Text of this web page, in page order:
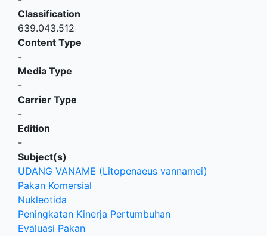
Classification
639.043.512
Content Type
-
Media Type
-
Carrier Type
-
Edition
-
Subject(s)
UDANG VANAME (Litopenaeus vannamei)
Pakan Komersial
Nukleotida
Peningkatan Kinerja Pertumbuhan
Evaluasi Pakan